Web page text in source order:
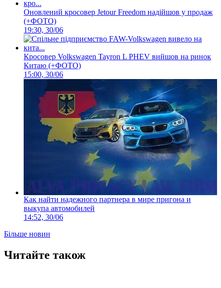
Оновлений кросовер Jetour Freedom надійшов у продаж
(+ФОТО)
19:30, 30/06
Кросовер Volkswagen Tayron L PHEV вийшов на ринок
Китаю (+ФОТО)
15:00, 30/06
Как найти надежного партнера в мире пригона и
выкупа автомобилей
14:52, 30/06
Більше новин
Читайте також